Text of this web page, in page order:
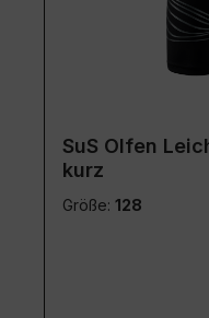
SuS Olfen
kurz
Größe: 128